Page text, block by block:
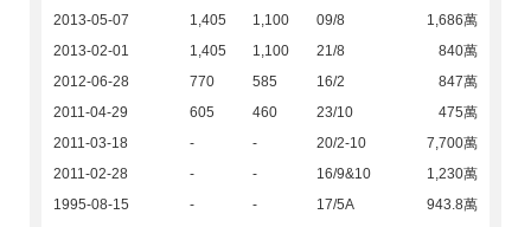
2013-05-07
1,405 1,100 09/8
1,686萬
2013-02-01
1,405 1,100 21/8
840萬
2012-06-28
770 585 16/2
847萬
2011-04-29
605 460 23/10
475萬
2011-03-18
- - 20/2-10
7,700萬
2011-02-28
- - 16/9&10
1,230萬
1995-08-15
- - 17/5A 943.8萬